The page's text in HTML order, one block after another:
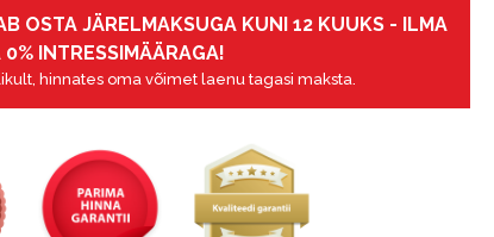
OSTA JÄRELMAKSUGA KUNI 12 KUUKS - ILMA
INTRESSIMÄÄRAGA!
hinnates oma võimet laenu tagasi maksta.